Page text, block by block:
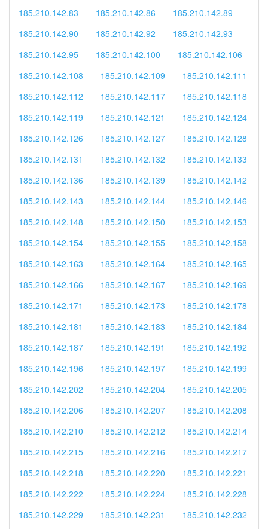
185.210.142.83
185.210.142.86
185.210.142.89
185.210.142.90
185.210.142.92
185.210.142.93
185.210.142.95
185.210.142.100
185.210.142.106
185.210.142.108
185.210.142.109
185.210.142.111
185.210.142.112
185.210.142.117
185.210.142.118
185.210.142.119
185.210.142.121
185.210.142.124
185.210.142.126
185.210.142.127
185.210.142.128
185.210.142.131
185.210.142.132
185.210.142.133
185.210.142.136
185.210.142.139
185.210.142.142
185.210.142.143
185.210.142.144
185.210.142.146
185.210.142.148
185.210.142.150
185.210.142.153
185.210.142.154
185.210.142.155
185.210.142.158
185.210.142.163
185.210.142.164
185.210.142.165
185.210.142.166
185.210.142.167
185.210.142.169
185.210.142.171
185.210.142.173
185.210.142.178
185.210.142.181
185.210.142.183
185.210.142.184
185.210.142.187
185.210.142.191
185.210.142.192
185.210.142.196
185.210.142.197
185.210.142.199
185.210.142.202
185.210.142.204
185.210.142.205
185.210.142.206
185.210.142.207
185.210.142.208
185.210.142.210
185.210.142.212
185.210.142.214
185.210.142.215
185.210.142.216
185.210.142.217
185.210.142.218
185.210.142.220
185.210.142.221
185.210.142.222
185.210.142.224
185.210.142.228
185.210.142.229
185.210.142.231
185.210.142.232